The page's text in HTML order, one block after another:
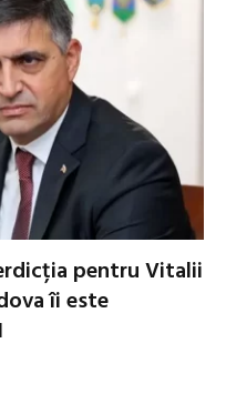
pentru Vitalii
îi este